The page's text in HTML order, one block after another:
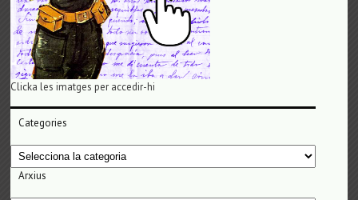
Clicka les imatges per accedir-hi
Categories
Categories
Arxius